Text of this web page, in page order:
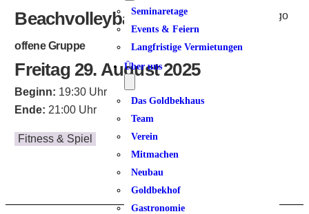
Seminaretage
Events & Feiern
Langfristige Vermietungen
Über uns
Das Goldbekhaus
Team
Verein
Mitmachen
Neubau
Goldbekhof
Gastronomie
Beachvolleyball im Stadtpark
offene Gruppe
Freitag 29. August 2025
Beginn: 19:30 Uhr
Ende: 21:00 Uhr
Fitness & Spiel